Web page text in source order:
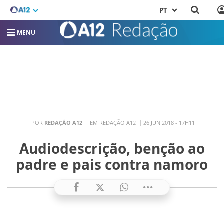
PT
MENU
POR REDAÇÃO A12 EM REDAÇÃO A12 26 JUN 2018 - 17H11
Audiodescrição, benção ao
padre e pais contra namoro